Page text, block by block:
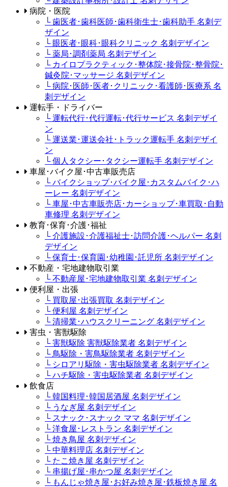
病院・医院
└ 歯医者･歯科医師･歯科衛生士･歯科助手 名刺デ
ザイン
└ 眼医者･眼科･眼科クリニック 名刺デザイン
└ 薬局･調剤薬局 名刺デザイン
└ カイロプラクティック･整体院･接骨院･整骨院･
鍼灸院･マッサージ 名刺デザイン
└ 病院･医師･医者･クリニック･看護師･医療系 名
刺デザイン
運転手・ドライバー
└ 運転代行･代行運転･代行サービス 名刺デザイ
ン
└ 運送業･運送会社･トラック運転手 名刺デザイ
ン
└ 個人タクシー･タクシー運転手 名刺デザイン
車屋･バイク屋･中古車販売店
└ バイクショップ･バイク屋･カスタムバイク･ハ
ーレー 名刺デザイン
└ 車屋･中古車販売店･カーショップ･車買取･自動
車修理 名刺デザイン
教育･保育･介護･福祉
└ 介護施設･介護福祉士･訪問介護･ヘルパー 名刺
デザイン
└ 保育士･保育園･幼稚園･託児所 名刺デザイン
不動産・宅地建物取引業
└ 不動産屋･宅地建物取引業 名刺デザイン
便利屋・出張
└ 買取屋･出張買取 名刺デザイン
└ 便利屋 名刺デザイン
└ 清掃業･ハウスクリーニング 名刺デザイン
害虫・害獣駆除
└ 害獣駆除 害獣駆除業者 名刺デザイン
└ 鳥駆除・害鳥駆除業者 名刺デザイン
└ シロアリ駆除・害虫駆除業者 名刺デザイン
└ ハチ駆除・害虫駆除業者 名刺デザイン
飲食店
└ 韓国料理･韓国居酒屋 名刺デザイン
└ うなぎ屋 名刺デザイン
└ スナック･スナック ママ 名刺デザイン
└ 洋食屋･レストラン 名刺デザイン
└ 焼き鳥屋 名刺デザイン
└ 中華料理店 名刺デザイン
└ たこ焼き屋 名刺デザイン
└ 串揚げ屋･串かつ屋 名刺デザイン
└ もんじゃ焼き屋･お好み焼き屋･鉄板焼き屋 名